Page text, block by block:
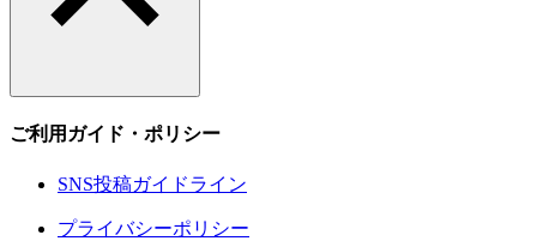
ご利用ガイド・ポリシー
SNS投稿ガイドライン
プライバシーポリシー